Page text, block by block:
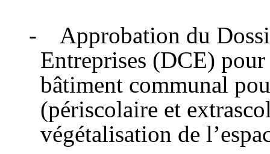
- Approbation du
Entreprises (DCE)
bâtiment communal
(périscolaire et
végétalisation de